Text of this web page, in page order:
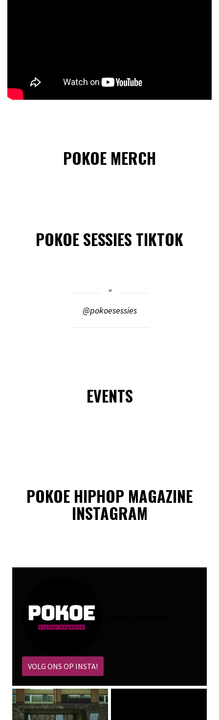
POKOE MERCH
POKOE SESSIES TIKTOK
@pokoesessies
EVENTS
POKOE HIPHOP MAGAZINE
INSTAGRAM
VOLG ONS OP INSTA!